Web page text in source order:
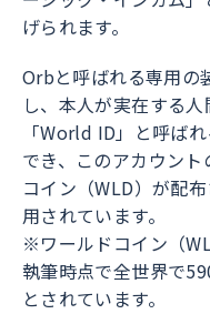
げられます。
Orbと呼ばれる専用の
し、本人が実在する
「World ID」と呼ば
でき、このアカウン
コイン（WLD）が配
用されています。
※ワールドコイン（
執筆時点で全世界で
とされています。